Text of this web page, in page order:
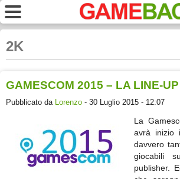
2K
GAMESCOM 2015 – LA LINE-
Pubblicato da Lorenzo - 30 Luglio 2015 - 12:07
La
avrà
davvero
giocabili
publisher.